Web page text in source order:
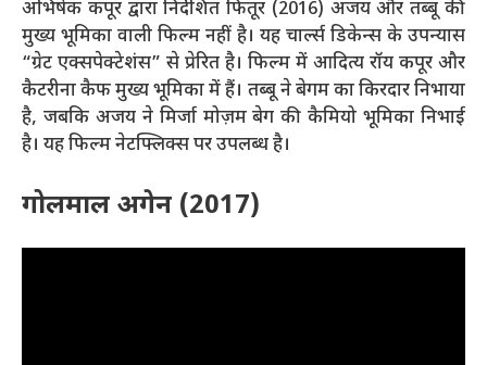
अभिषेक कपूर द्वारा निर्देशित फितूर (2016) अजय और तब्बू की
मुख्य भूमिका वाली फिल्म नहीं है। यह चार्ल्स डिकेन्स के उपन्यास
“ग्रेट एक्सपेक्टेशंस” से प्रेरित है। फिल्म में आदित्य रॉय कपूर और
कैटरीना कैफ मुख्य भूमिका में हैं। तब्बू ने बेगम का किरदार निभाया
है, जबकि अजय ने मिर्जा मोज़म बेग की कैमियो भूमिका निभाई
है। यह फिल्म नेटफ्लिक्स पर उपलब्ध है।
गोलमाल अगेन (2017)